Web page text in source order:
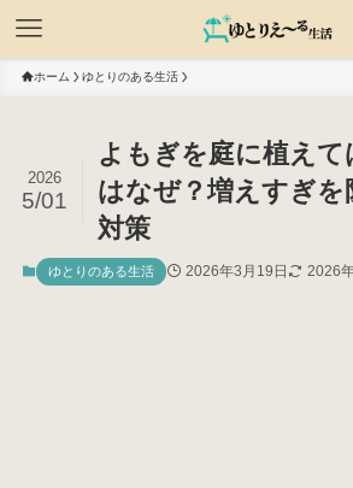
ホーム ゆとりのある生活
よもぎを庭に植え
はなぜ？増えすぎを
対策
2026
5/01
ゆとりのある生活 2026年3月19日 2026